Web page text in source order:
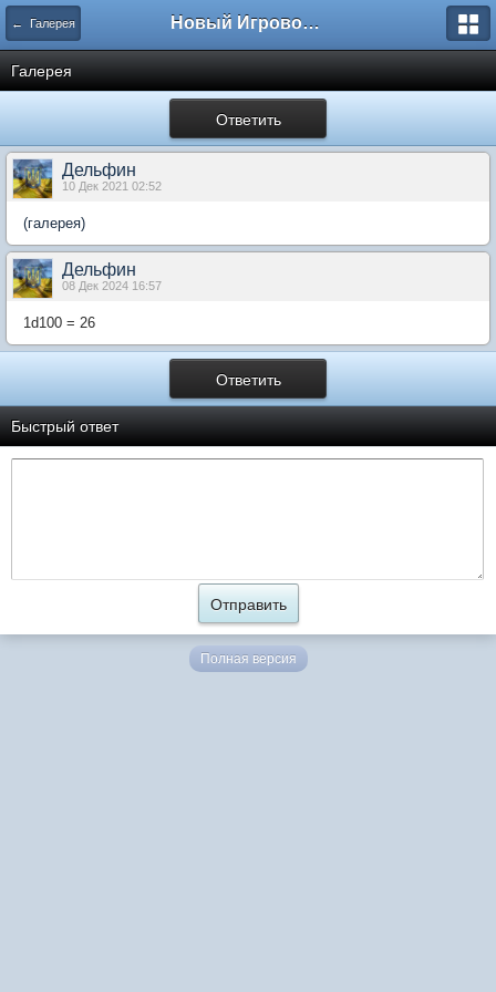
← Галерея Новый Игровой Покефорум (ролевая игра покемон)
Галерея
Ответить
Дельфин
10 Дек 2021 02:52
(галерея)
Дельфин
08 Дек 2024 16:57
1d100 = 26
Ответить
Быстрый ответ
Полная версия